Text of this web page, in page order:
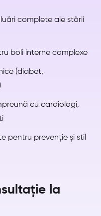
complete ale stării
boli interne complexe
(diabet,
cu cardiologi,
pentru prevenție și stil
la